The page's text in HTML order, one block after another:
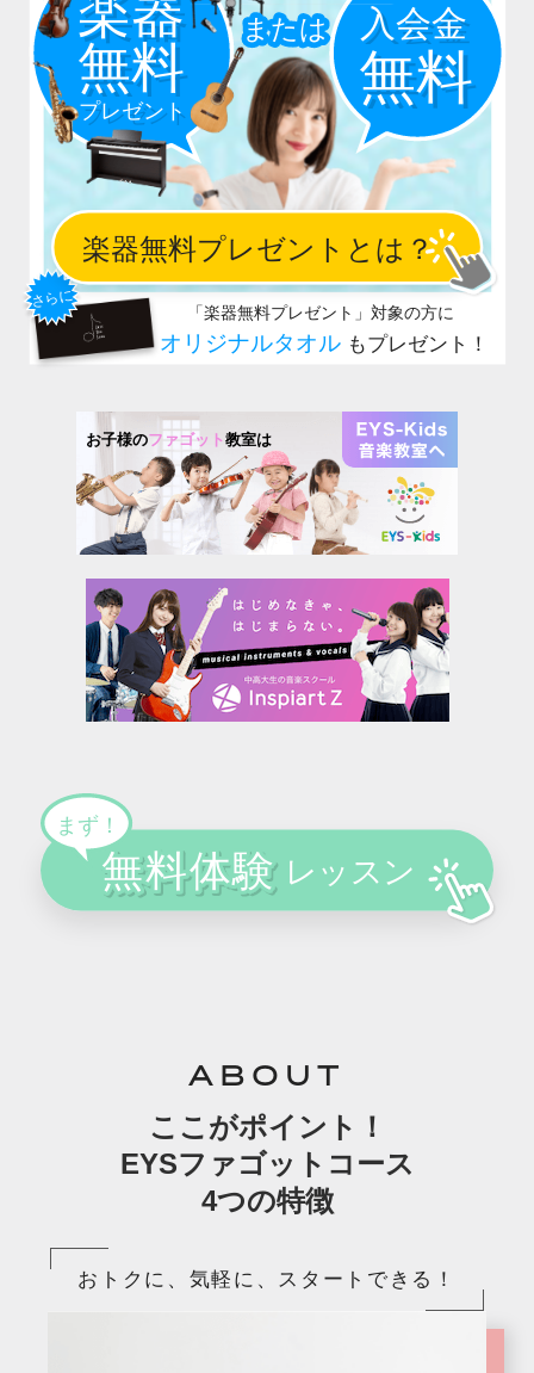
お子様のファゴット教室は
ABOUT
ここがポイント！
EYSファゴットコース
4つの特徴
おトクに、気軽に、スタートできる！